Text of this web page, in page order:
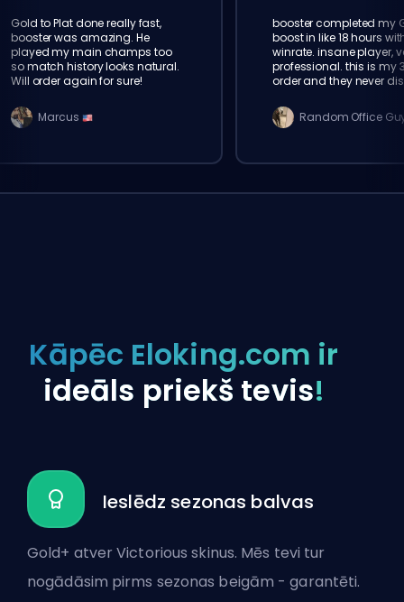
Gold to Plat done really fast,
booster was amazing. He
played my main champs too
so match history looks natural.
Will order again for sure!
Marcus
booster completed my
boost in like 18 hours
winrate. insane player,
professional. this is my
order and they never
Random Office
Kāpēc Eloking.com ir
ideāls priekš tevis!
Ieslēdz sezonas balvas
Gold+ atver Victorious skinus. Mēs tevi tur
nogādāsim pirms sezonas beigām - garantēti.